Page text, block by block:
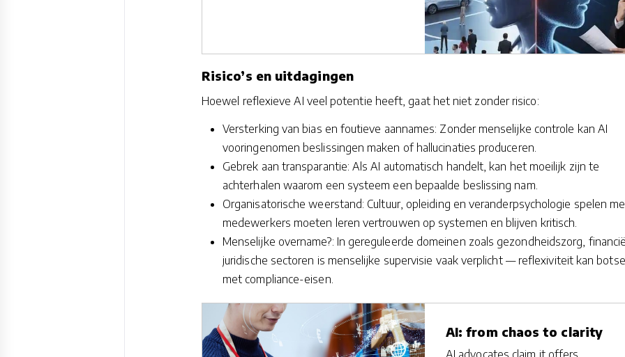
Risico’s en uitdagingen
Hoewel reflexieve AI veel potentie heeft, gaat het niet zonder risico:
Versterking van bias en foutieve aannames: Zonder menselijke controle kan AI
vooringenomen beslissingen maken of hallucinaties produceren.
Gebrek aan transparantie: Als AI automatisch handelt, kan het moeilijk zijn te
achterhalen waarom een systeem een bepaalde beslissing nam.
Organisatorische weerstand: Cultuur, opleiding en veranderpsychologie spelen
medewerkers moeten leren vertrouwen op systemen en blijven kritisch.
Menselijke overname?: In gereguleerde domeinen zoals gezondheidszorg,
juridische sectoren is menselijke supervisie vaak verplicht — reflexiviteit kan
met compliance-eisen.
AI: from chaos to clarity
AI advocates claim it offers